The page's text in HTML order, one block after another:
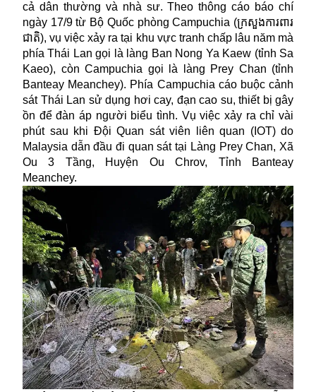
cả dân thường và nhà sư. Theo thông cáo báo chí
ngày 17/9 từ Bộ Quốc phòng Campuchia (ក្រសួងការពារ
ជាតិ), vụ việc xảy ra tại khu vực tranh chấp lâu năm mà
phía Thái Lan gọi là làng Ban Nong Ya Kaew (tỉnh Sa
Kaeo), còn Campuchia gọi là làng Prey Chan (tỉnh
Banteay Meanchey). Phía Campuchia cáo buộc cảnh
sát Thái Lan sử dụng hơi cay, đạn cao su, thiết bị gây
ồn để đàn áp người biểu tình. Vụ việc xảy ra chỉ vài
phút sau khi Đội Quan sát viên liên quan (IOT) do
Malaysia dẫn đầu đi quan sát tại Làng Prey Chan, Xã
Ou 3 Tầng, Huyện Ou Chrov, Tỉnh Banteay
Meanchey.